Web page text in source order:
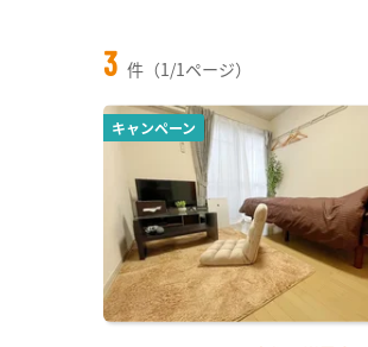
3 件（1/1ページ）
キャンペーン